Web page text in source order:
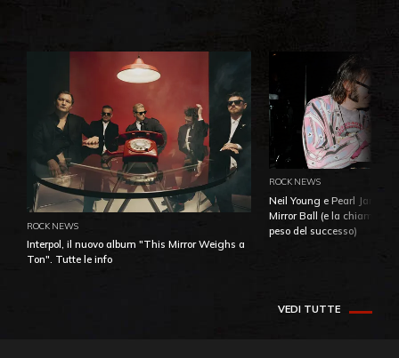
ROCK NEWS
Interpol, il nuovo album "This Mirror Weighs a
Ton". Tutte le info
ROCK NEWS
Neil Young e Pearl Jam: la
Mirror Ball (e la chiamata
peso del successo)
VEDI TUTTE